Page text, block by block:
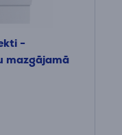
-
mazgājamā